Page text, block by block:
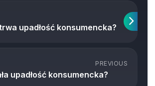
upadłość konsumencka?
PREVIOUS
upadłość konsumencka?